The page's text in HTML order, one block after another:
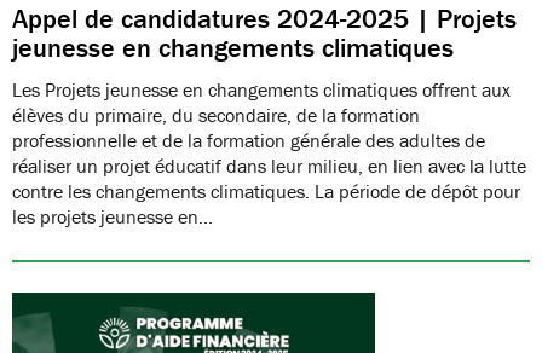
Appel de candidatures 2024-2025 | Projets
jeunesse en changements climatiques
Les Projets jeunesse en changements climatiques offrent aux
élèves du primaire, du secondaire, de la formation
professionnelle et de la formation générale des adultes de
réaliser un projet éducatif dans leur milieu, en lien avec la lutte
contre les changements climatiques. La période de dépôt pour
les projets jeunesse en…